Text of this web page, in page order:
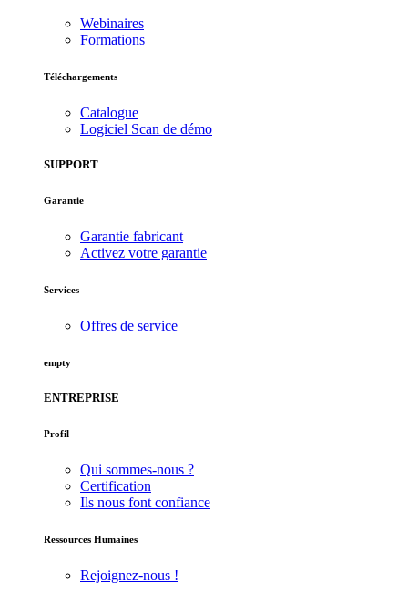
Webinaires
Formations
Téléchargements
Catalogue
Logiciel Scan de démo
SUPPORT
Garantie
Garantie fabricant
Activez votre garantie
Services
Offres de service
empty
ENTREPRISE
Profil
Qui sommes-nous ?
Certification
Ils nous font confiance
Ressources Humaines
Rejoignez-nous !